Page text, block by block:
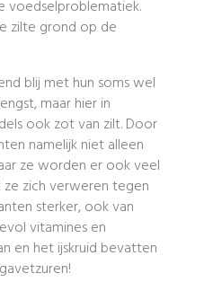
voedselproblematiek.
zilte grond op de
blij met hun soms wel
maar hier in
ook zot van zilt. Door
namelijk niet alleen
ze worden er ook veel
zich verweren tegen
sterker, ook van
vitamines en
en het ijskruid bevatten